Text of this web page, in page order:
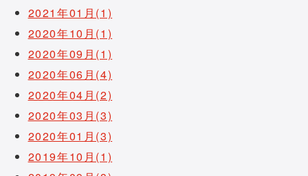
2021年01月(1)
2020年10月(1)
2020年09月(1)
2020年06月(4)
2020年04月(2)
2020年03月(3)
2020年01月(3)
2019年10月(1)